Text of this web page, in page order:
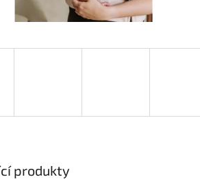
produkty